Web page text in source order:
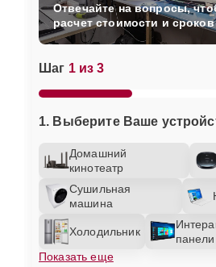
Шаг 1 из 3
1. Выберите Ваше
Домашний
кинотеатр
Сушильная
машина
Холодильник
панели
Показать еще
Отвечайте на вопросы,
расчет стоимости и сроков